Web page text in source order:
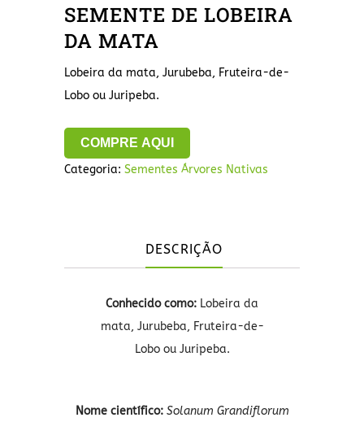
SEMENTE DE LOBEIRA
DA MATA
Lobeira da mata, Jurubeba, Fruteira-de-
Lobo ou Juripeba.
COMPRE AQUI
Categoria: Sementes Árvores Nativas
DESCRIÇÃO
Conhecido como: Lobeira da
mata, Jurubeba, Fruteira-de-
Lobo ou Juripeba.
Nome científico: Solanum Grandiflorum